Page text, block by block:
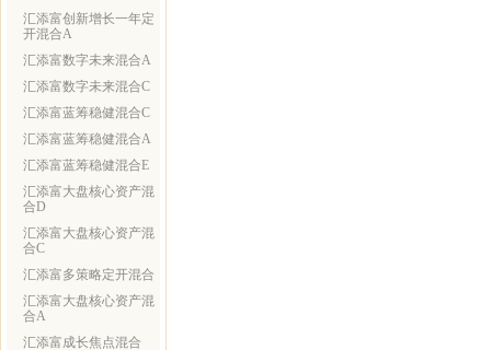
汇添富创新增长一年定
开混合A
汇添富数字未来混合A
汇添富数字未来混合C
汇添富蓝筹稳健混合C
汇添富蓝筹稳健混合A
汇添富蓝筹稳健混合E
汇添富大盘核心资产混
合D
汇添富大盘核心资产混
合C
汇添富多策略定开混合
汇添富大盘核心资产混
合A
汇添富成长焦点混合